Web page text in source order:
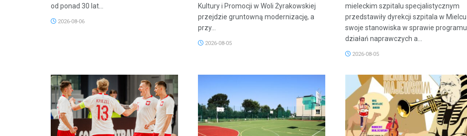
od ponad 30 lat...
2026-08-06
Kultury i Promocji w Woli Żyrakowskiej
przejdzie gruntowną modernizację, a
przy...
2026-08-05
mieleckim szpitalu specjalistycznym
przedstawiły dyrekcji szpitala w Mielcu
swoje stanowiska w sprawie programu
działań naprawczych a...
2026-08-05